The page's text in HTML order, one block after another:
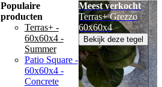
Populaire
producten
Terras+ -
60x60x4 -
Summer
Patio Square -
60x60x4 -
Concrete
Meest verkocht
Terras+ Grezzo
60x60x4
Bekijk deze tegel